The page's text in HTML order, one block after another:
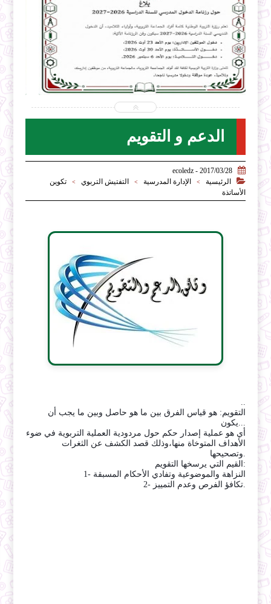
2026-07-31
ecoledz.net
الدعم و التقويم

2017/03/28 - ecoledz

الرئيسية > الإدارة المدرسية > التفتيش التربوي >
تكوين
الأساتذة
..
التقويم: هو قياس الفرق بين ما هو حاصل وبين ما يجب أن
يكون...
أي هو عملية إصدار حكم حول مردودية العملية التربوية في ضوء
الأهداف المتوخاة منها،وذلك قصد الكشف عن الثغرات
وتصحيحها.
القيم التي يرسخها التقويم:
1- النزاهة والموضوعية وتفادي الأحكام المسبقة
2- تكافؤ الفرص وعدم التمييز.